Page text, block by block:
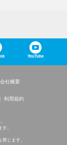
YouTube
会社概要
利用規約
。
じます。